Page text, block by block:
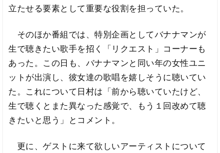
立たせる要素として重要な役割を担っていた。
そのほか番組では、特別企画としてバナナマンが
生で聴きたい歌手を招く「リクエスト」コーナーも
あった。この日も、バナナマンと同い年の女性ユニ
ットが出演し、彼女達の歌唱を嬉しそうに聴いてい
た。これについて日村は「前から聴いていたけど、
生で聴くとまた異なった感覚で、もう１回改めて聴
きたいと思う」とコメント。
更に、ゲストに来て欲しいアーティストについて